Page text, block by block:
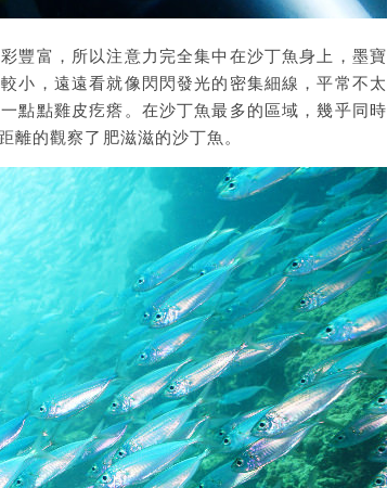
豐富，所以注意力完全集中在沙丁魚身上，墨寶
小，遠遠看就像閃閃發光的密集細線，平常不太
點點雞皮疙瘩。在沙丁魚最多的區域，幾乎同時
離的觀察了肥滋滋的沙丁魚。